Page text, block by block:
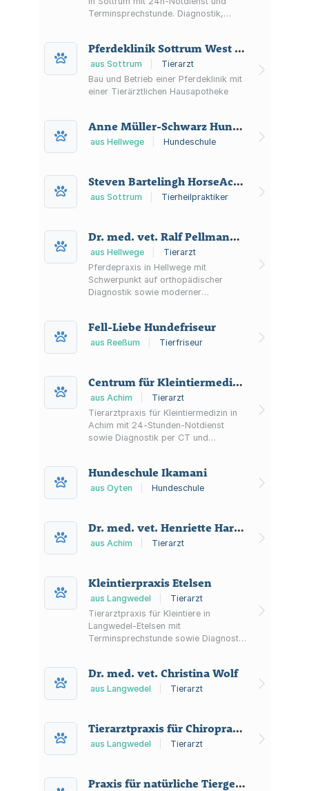
Terminsprechstunde. Diagnostik,
Kleintiermedizin.
Pferdeklinik Sottrum West GmbH
aus Sottrum
Tierarzt
Bau und Betrieb einer Pferdeklinik mit
einer Tierärztlichen Hausapotheke
Anne Müller-Schwarz Hundeschule
aus Hellwege Hundeschule
Steven Bartelingh HorseActive
aus Sottrum Tierheilpraktiker
Dr. med. vet. Ralf Pellmann Fachtierarzt für Pferde
aus Hellwege
Tierarzt
Pferdepraxis in Hellwege mit
Schwerpunkt auf orthopädischer
Diagnostik sowie moderner
Fell-Liebe Hundefriseur
aus Reeßum Tierfriseur
Centrum für Kleintiermedizin Badener Berg
aus Achim
Tierarzt
Tierarztpraxis für Kleintiermedizin in
Achim mit 24‑Stunden‑Notdienst
sowie Diagnostik per CT und
Chirurgie, Labor und Zahnheilkunde.
Hundeschule Ikamani
aus Oyten Hundeschule
Dr. med. vet. Henriette Harbort Tierärztin
aus Achim Tierarzt
Kleintierpraxis Etelsen
aus Langwedel
Tierarzt
Tierarztpraxis für Kleintiere in
Langwedel-Etelsen mit
Terminsprechstunde sowie Diagnostik
Zahnraum.
Dr. med. vet. Christina Wolf
aus Langwedel Tierarzt
Tierarztpraxis für Chiropraktik und Rehabilitation
aus Langwedel Tierarzt
Praxis für natürliche Tiergesundheit Stefanie Torner